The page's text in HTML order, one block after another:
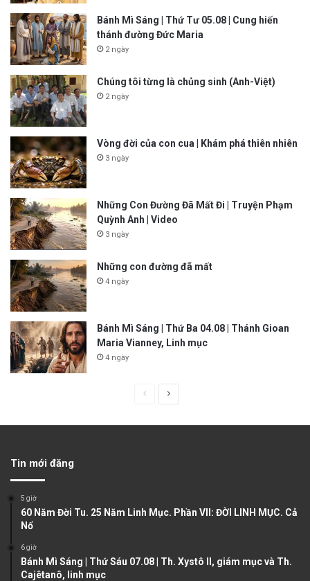
Bánh Mì Sáng | Thứ Tư 05.08 | Cung hiến
thánh đường Đức Maria
2 ngày
Chúng tôi từng là chủng sinh (Anh-Việt)
2 ngày
Vòng đời của con cua | Khám phá thiên nhiên
3 ngày
Những Con Đường Đã Mất Đi | Truyện Phạm
Quỳnh Anh | Video
3 ngày
Những con đường đã mất
4 ngày
Bánh Mì Sáng | Thứ Ba 04.08 | Thánh Gioan
Maria Vianney, Linh mục
4 ngày
u
a
g
Tin mới đăng
5 giờ
60 Năm Đời Tu. 25 Năm Linh Mục. Phần VII: ĐỜI LINH MỤC. Cả
Nổ
6 giờ
Bánh Mì Sáng | Thứ Sáu 07.08 | Th. Xystô II, giám mục và Th.
Cajêtanô, linh mục